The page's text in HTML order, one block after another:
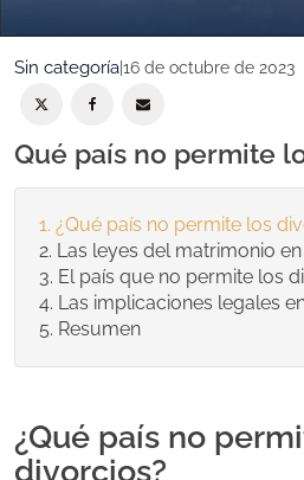
Sin categoría16 de octubre de 2023
Qué país no permite
¿Qué país no permite los
Las leyes del matrimonio
El país que no permite los
Las implicaciones legales
Resumen
¿Qué país no
divorcios?